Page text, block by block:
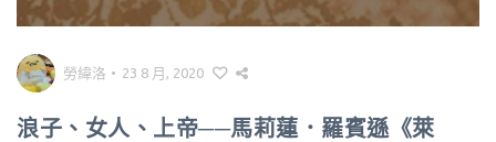
勞緯洛 • 23 8 月, 2020
浪子、女人、上帝──馬莉蓮．羅賓遜《萊